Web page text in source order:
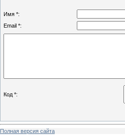
Имя *:
Email *:
Код *:
Полная версия сайта